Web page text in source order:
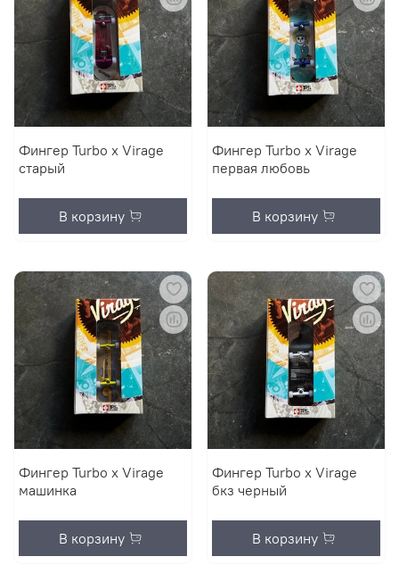
Фингер Turbo x Virage
старый
В корзину
Фингер Turbo x Virage
первая любовь
В корзину
Фингер Turbo x Virage
машинка
В корзину
Фингер Turbo x Virage
бкз черный
В корзину